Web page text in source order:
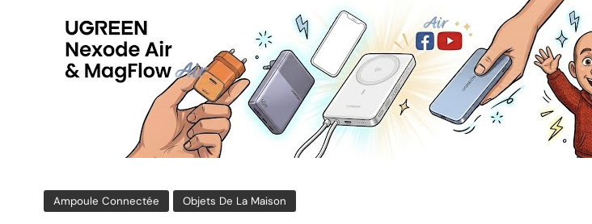
Ampoule Connectée Objets De La Maison